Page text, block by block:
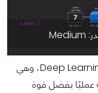
السر كان في استخدام تقنية التعلم العميق Deep Learning، وهي
عمليًا بفضل قوة